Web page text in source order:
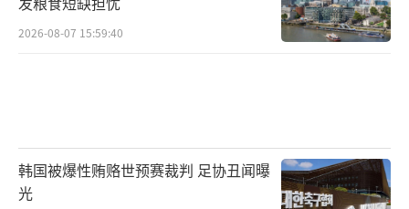
2026-08-07 15:59:40
韩国被爆性贿赂世预赛裁判 足协丑闻曝
光